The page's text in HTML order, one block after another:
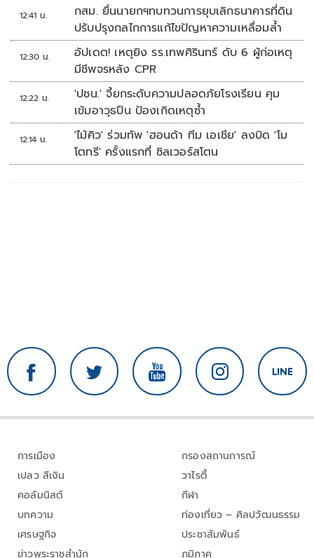
12:41 น.
กสม. ยื่นนายกฯทบทวนการยุบเลิกธนาคารที่ดิน
ปรับปรุงกลไกการแก้ไขปัญหาความเหลื่อมล้ำ
12:30 น.
อัปเดต! เหตุยิง รร.เทพศิรินทร์ ดับ 6 ผู้ก่อเหตุ
มีชีพจรหลัง CPR
12:22 น.
'ปชน.' จี้ยกระดับความปลอดภัยโรงเรียน คุม
เข้มอาวุธปืน ป้องเกิดเหตุซ้ำ
12:14 น.
'ไม้คิว' ร่วมทัพ 'ฮอนด้า ทีม เอเชีย' ลงบิด 'โม
โตทรี' ครั้งแรกที่ ซิลเวอร์สโตน
การเมือง
เปลว สีเงิน
คอลัมนิสต์
บทความ
เศรษฐกิจ
ข่าวพระราชสำนัก
กรองสถานการณ์
วาไรตี้
กีฬา
ท่องเที่ยว – ศิลปวัฒนธรรม
ประชาสัมพันธ์
ภูมิภาค